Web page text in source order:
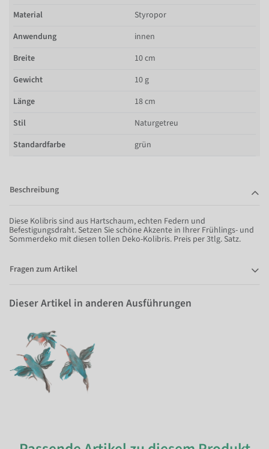
Material
Styropor
Anwendung
innen
Breite
10 cm
Gewicht
10 g
Länge
18 cm
Stil
Naturgetreu
Standardfarbe
grün
Beschreibung
Diese Kolibris sind aus Hartschaum, echten Federn und
Befestigungsdraht. Setzen Sie schöne Akzente in Ihrer Frühlings- und
Sommerdeko mit diesen tollen Deko-Kolibris. Preis per 3tlg. Satz.
Fragen zum Artikel
Dieser Artikel in anderen Ausführungen